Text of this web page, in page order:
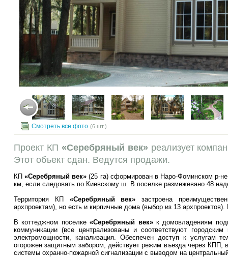
Смотреть все фото (6 шт.)
Проект КП «Серебряный век»реализует
Этот объект сдан. Ведутся продажи.
КП«Серебряный век» (25 га) сформирован в Наро-Фоминском р-
км, если следовать по Киевскому ш. В поселке размежевано 48
Территория КП «Серебряный век» застроена
архпроектам), но есть и кирпичные дома (выбор из 13
В коттеджном поселке«Серебряный век»к домовладениям
коммуникации (все централизованы и соответствуют
электромощности, канализация. Обеспечен доступ к услугам
огорожен защитным забором, действует режим въезда через КПП,
системы охранно-пожарной сигнализации с выводом на